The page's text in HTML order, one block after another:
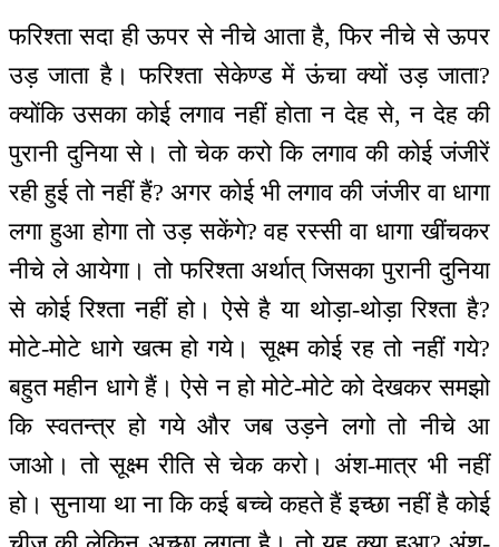
फरिश्ता सदा ही ऊपर से नीचे आता है, फिर नीचे से ऊपर
उड़ जाता है। फरिश्ता सेकेण्ड में ऊंचा क्यों उड़ जाता?
क्योंकि उसका कोई लगाव नहीं होता न देह से, न देह की
पुरानी दुनिया से। तो चेक करो कि लगाव की कोई जंजीरें
रही हुई तो नहीं हैं? अगर कोई भी लगाव की जंजीर वा धागा
लगा हुआ होगा तो उड़ सकेंगे? वह रस्सी वा धागा खींचकर
नीचे ले आयेगा। तो फरिश्ता अर्थात् जिसका पुरानी दुनिया
से कोई रिश्ता नहीं हो। ऐसे है या थोड़ा-थोड़ा रिश्ता है?
मोटे-मोटे धागे खत्म हो गये। सूक्ष्म कोई रह तो नहीं गये?
बहुत महीन धागे हैं। ऐसे न हो मोटे-मोटे को देखकर समझो
कि स्वतन्‍त्र हो गये और जब उड़ने लगो तो नीचे आ
जाओ। तो सूक्ष्म रीति से चेक करो। अंश-मात्र भी नहीं
हो। सुनाया था ना कि कई बच्चे कहते हैं इच्छा नहीं है कोई